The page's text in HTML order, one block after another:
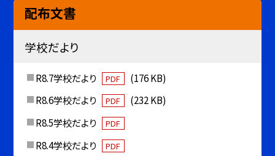
配布文書
学校だより
R8.7学校だより PDF
(176 KB)
R8.6学校だより
PDF
(232 KB)
R8.5学校だより
PDF
R8.4学校だより PDF